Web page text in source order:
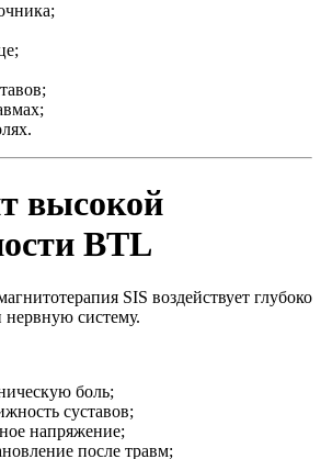
высокой
BTL
SIS воздействует глубоко
систему.
боль;
суставов;
напряжение;
после травм;